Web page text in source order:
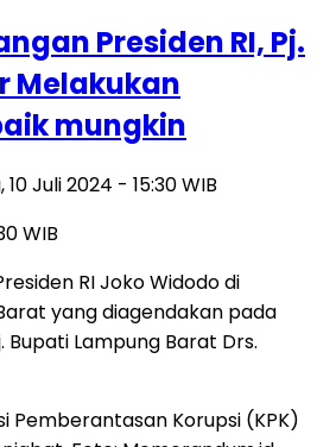
Presiden RI, Pj.
Melakukan
mungkin
10 Juli 2024 - 15:30 WIB
WIB
RI Joko Widodo di
yang diagendakan pada
Bupati Lampung Barat Drs.